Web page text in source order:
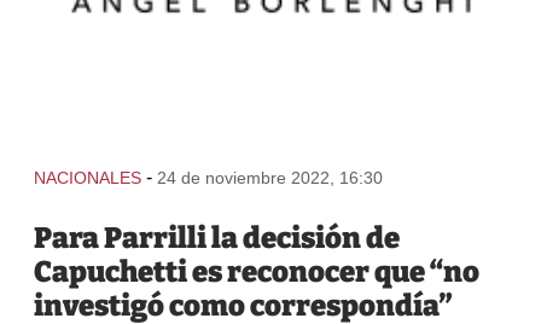
NACIONALES - 24 de noviembre 2022, 16:30
Para Parrilli la decisión de
Capuchetti es reconocer que “no
investigó como correspondía”